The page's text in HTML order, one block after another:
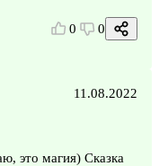
0 0
11.08.2022
это магия) Сказка